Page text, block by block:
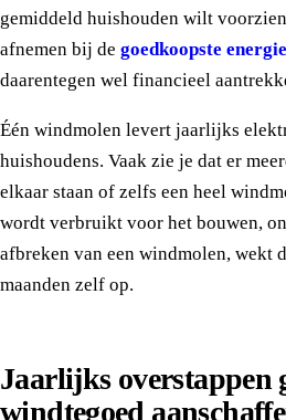
gemiddeld huishouden wilt
afnemen bij de goedkoopste
daarentegen wel financieel
Één windmolen levert jaarlijks
huishoudens. Vaak zie je dat er
elkaar staan of zelfs een heel
wordt verbruikt voor het bouwen,
afbreken van een windmolen, wekt
maanden zelf op.
Jaarlijks overstappen
windtegoed